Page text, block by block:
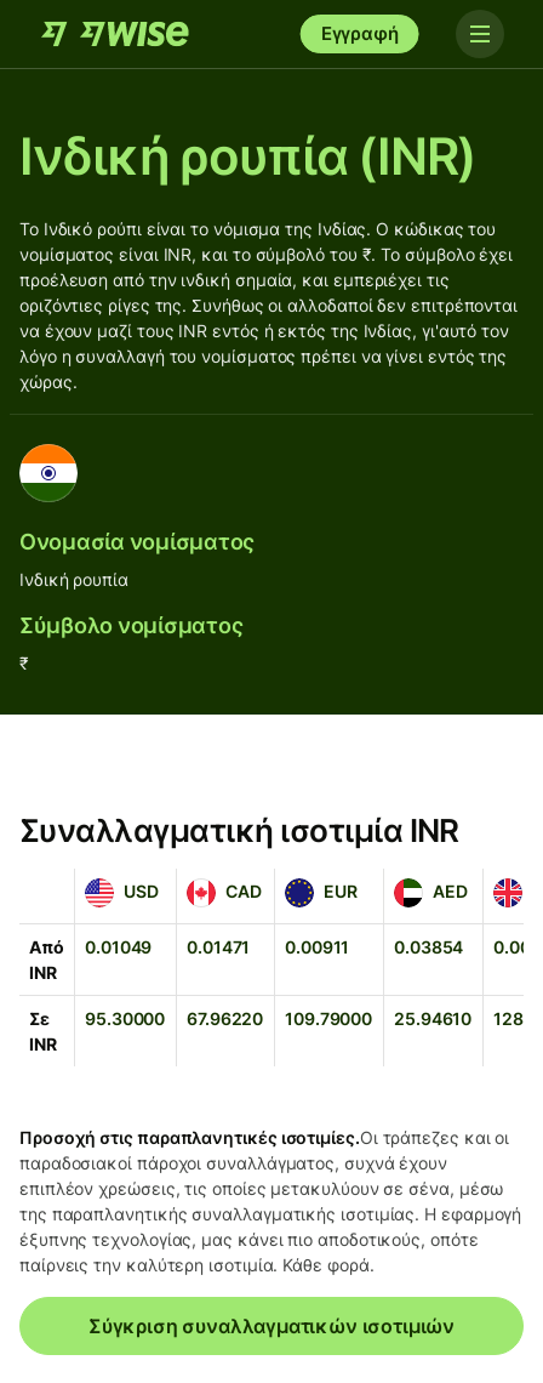
Εγγραφή
Ινδική ρουπία (INR)
Το Ινδικό ρούπι είναι το νόμισμα της Ινδίας. Ο κώδικας του
νομίσματος είναι INR, και το σύμβολό του ₹. Το σύμβολο έχει
προέλευση από την ινδική σημαία, και εμπεριέχει τις
οριζόντιες ρίγες της. Συνήθως οι αλλοδαποί δεν επιτρέπονται
να έχουν μαζί τους INR εντός ή εκτός της Ινδίας, γι'αυτό τον
λόγο η συναλλαγή του νομίσματος πρέπει να γίνει εντός της
χώρας.
Ονομασία νομίσματος
Ινδική ρουπία
Σύμβολο νομίσματος
₹
Συναλλαγματική ισοτιμία INR
USD
USD CAD
CAD EUR
EUR AED
AED GBP
Από
INR
0.01049 0.01471 0.00911 0.03854
Σε
INR
95.30000 67.96220 109.79000 25.94610
Προσοχή στις παραπλανητικές ισοτιμίες.Οι τράπεζες και οι
παραδοσιακοί πάροχοι συναλλάγματος, συχνά έχουν
επιπλέον χρεώσεις, τις οποίες μετακυλύουν σε σένα, μέσω
της παραπλανητικής συναλλαγματικής ισοτιμίας. Η εφαρμογή
έξυπνης τεχνολογίας, μας κάνει πιο αποδοτικούς, οπότε
παίρνεις την καλύτερη ισοτιμία. Κάθε φορά.
Σύγκριση συναλλαγματικών ισοτιμιών